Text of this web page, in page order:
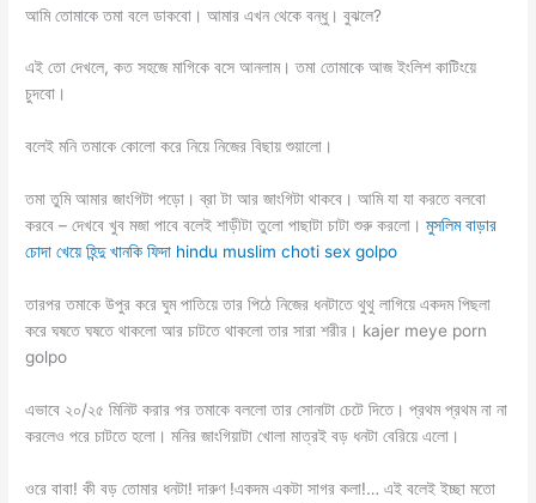
আমি তোমাকে তমা বলে ডাকবো। আমার এখন থেকে বন্ধু। বুঝলে?
এই তো দেখলে, কত সহজে মাগিকে বসে আনলাম। তমা তোমাকে আজ ইংলিশ কাটিংয়ে
চুদবো।
বলেই মনি তমাকে কোলো করে নিয়ে নিজের বিছায় শুয়ালো।
তমা তুমি আমার জাংগিটা পড়ো। ব্রা টা আর জাংগিটা থাকবে। আমি যা যা করতে বলবো
করবে – দেখবে খুব মজা পাবে বলেই শাড়ীটা তুলো পাছাটা চাটা শুরু করলো।মুসলিম বাড়ার
চোদা খেয়ে হিন্দু খানকি ফিদা hindu muslim choti sex golpo
তারপর তমাকে উপুর করে ঘুম পাতিয়ে তার পিঠে নিজের ধনটাতে থুথু লাগিয়ে একদম পিছলা
করে ঘষতে ঘষতে থাকলো আর চাটতে থাকলো তার সারা শরীর। kajer meye porn
golpo
এভাবে ২০/২৫ মিনিট করার পর তমাকে বললো তার সোনাটা চেটে দিতে। প্রথম প্রথম না না
করলেও পরে চাটতে হলো। মনির জাংগিয়াটা খোলা মাত্রই বড় ধনটা বেরিয়ে এলো।
ওরে বাবা! কী বড় তোমার ধনটা! দারুণ !একদম একটা সাগর কলা!… এই বলেই ইচ্ছা মতো